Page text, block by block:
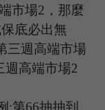
市場2 ，那麼
底必出無
三週高端市場
週高端市場2
:第66抽抽到